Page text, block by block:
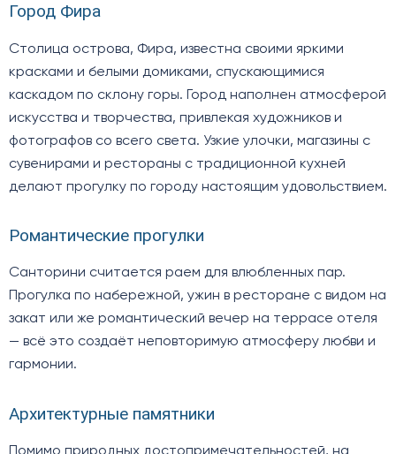
Город Фира
Столица острова, Фира, известна своими яркими
красками и белыми домиками, спускающимися
каскадом по склону горы. Город наполнен атмосферой
искусства и творчества, привлекая художников и
фотографов со всего света. Узкие улочки, магазины с
сувенирами и рестораны с традиционной кухней
делают прогулку по городу настоящим удовольствием.
Романтические прогулки
Санторини считается раем для влюбленных пар.
Прогулка по набережной, ужин в ресторане с видом на
закат или же романтический вечер на террасе отеля
— всё это создаёт неповторимую атмосферу любви и
гармонии.
Архитектурные памятники